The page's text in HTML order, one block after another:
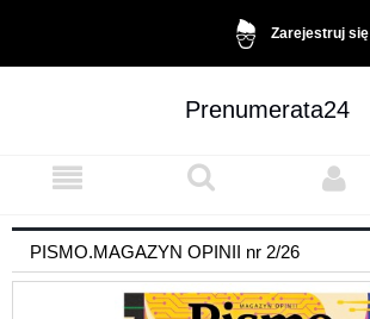
Zarejestruj się
Prenumerata24
PISMO.MAGAZYN OPINII nr 2/26